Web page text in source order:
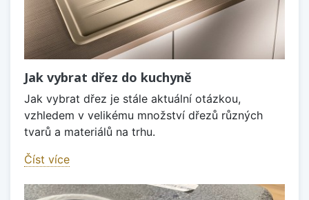
Jak vybrat dřez do kuchyně
Jak vybrat dřez je stále aktuální otázkou,
vzhledem v velikému množství dřezů různých
tvarů a materiálů na trhu.
Číst více